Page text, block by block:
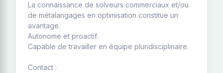
La connaissance de solveurs commerciaux et/ou
de métalangages en optimisation constitue un
avantage.
Autonome et proactif.
Capable de travailler en équipe pluridisciplinaire.
Contact :